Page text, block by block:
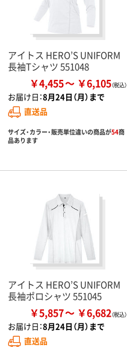
アイトス HERO’S UNIFORM
長袖Tシャツ 551048
￥4,455 ￥6,105
お届け日：8月24日（月）まで
直送品
サイズ・カラー・販売単位違いの商品が54商
品あります
アイトス HERO’S UNIFORM
長袖ポロシャツ 551045
￥5,857 ￥6,682
お届け日：8月24日（月）まで
直送品